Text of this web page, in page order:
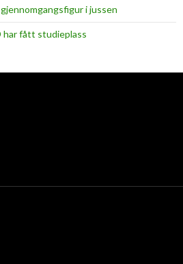
i jussen
har fått studieplass